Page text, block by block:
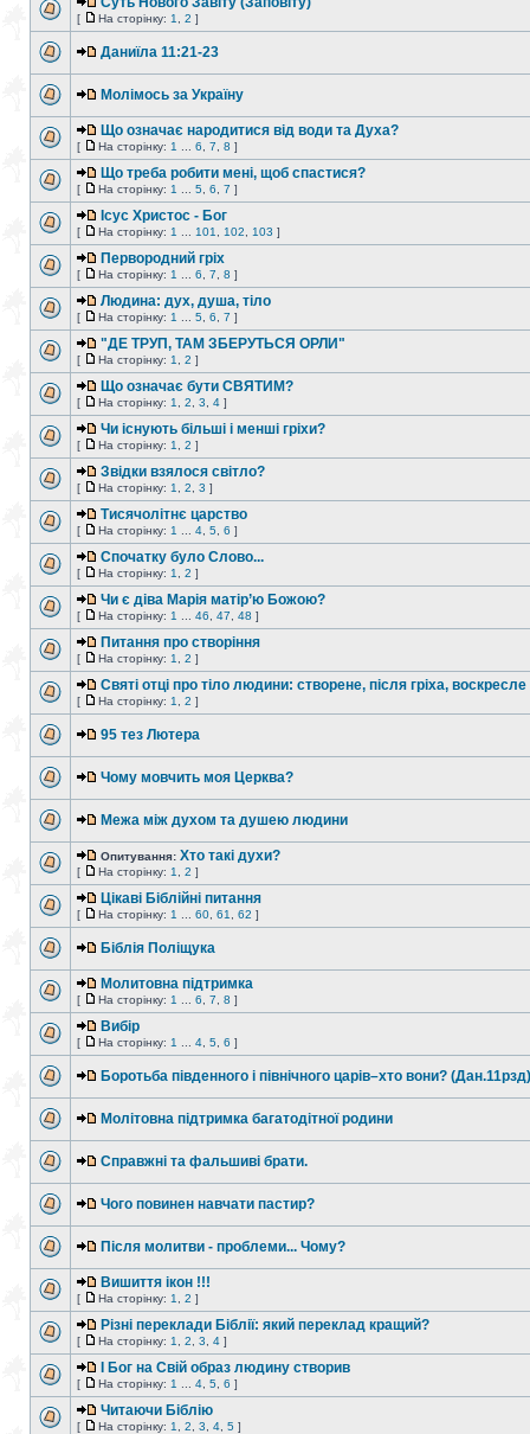
[ На сторінку: 1 2 ]
Даниїла 11:21-23
Молімось за Україну
Що означає народитися від води та Духа?
[ На сторінку: 1 6 7 8 ]
Що треба робити мені, щоб спастися?
[ На сторінку: 1 5 6 7 ]
Ісус Христос - Бог
[ На сторінку: 1 101 102 103 ]
Первородний гріх
[ На сторінку: 1 6 7 8 ]
Людина: дух, душа, тіло
[ На сторінку: 1 5 6 7 ]
"ДЕ ТРУП, ТАМ ЗБЕРУТЬСЯ ОРЛИ"
[ На сторінку: 1 2 ]
Що означає бути СВЯТИМ?
[ На сторінку: 1 2 3 4 ]
Чи існують більші і менші гріхи?
[ На сторінку: 1 2 ]
Звідки взялося світло?
[ На сторінку: 1 2 3 ]
Тисячолітнє царство
[ На сторінку: 1 4 5 6 ]
Спочатку було Слово...
[ На сторінку: 1 2 ]
Чи є діва Марія матір’ю Божою?
[ На сторінку: 1 46 47 48 ]
Питання про створіння
[ На сторінку: 1 2 ]
Святі отці про тіло людини: створене, після гріха, воскресле
[ На сторінку: 1 2 ]
95 тез Лютера
Чому мовчить моя Церква?
Межа між духом та душею людини
Опитування: Хто такі духи?
[ На сторінку: 1 2 ]
Цікаві Біблійні питання
[ На сторінку: 1 60 61 62 ]
Біблія Поліщука
Молитовна підтримка
[ На сторінку: 1 6 7 8 ]
Вибір
[ На сторінку: 1 4 5 6 ]
Боротьба південного і північного царів–хто вони? (Дан.11рзд)
Молітовна підтримка багатодітної родини
Справжні та фальшиві брати.
Чого повинен навчати пастир?
Після молитви - проблеми... Чому?
Вишиття ікон !!!
[ На сторінку: 1 2 ]
Різні переклади Біблії: який переклад кращий?
[ На сторінку: 1 2 3 4 ]
І Бог на Свій образ людину створив
[ На сторінку: 1 4 5 6 ]
Читаючи Біблію
[ На сторінку: 1 2 3 4 5 ]